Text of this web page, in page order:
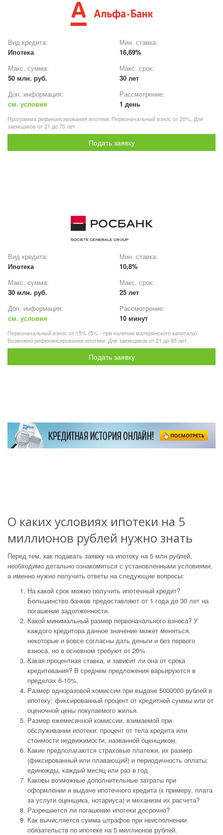
Вид кредита:
Ипотека
Мин. ставка:
16,69%
Макс. сумма:
50 млн. руб.
Макс. срок:
30 лет
Доп. информация:
см. условия
Рассмотрение:
1 день
Программа рефинансирования ипотеки. Первоначальный взнос от 20%. Для
заемщиков от 21 до 70 лет.
Подать заявку
Вид кредита:
Ипотека
Мин. ставка:
10,8%
Макс. сумма:
30 млн. руб.
Макс. срок:
25 лет
Доп. информация:
см. условия
Рассмотрение:
10 минут
Первоначальный взнос от 15% (5% - при наличии материнского капитала).
Возможно рефинансирование ипотеки. Для заемщиков от 21 до 65 лет.
Подать заявку
О каких условиях ипотеки на 5
миллионов рублей нужно знать
Перед тем, как подавать заявку на ипотеку на 5 млн рублей,
необходимо детально ознакомиться с установленными условиями,
а именно нужно получить ответы на следующие вопросы:
На какой срок можно получить ипотечный кредит?
Большинство банков предоставляют от 1 года до 30 лет на
погашение задолженности.
Какой минимальный размер первоначального взноса? У
каждого кредитора данное значение может меняться,
некоторые и вовсе согласны дать деньги и без первого
взноса, но в основном требуют от 20%.
Какая процентная ставка, и зависит ли она от срока
кредитования? В среднем предложения варьируются в
пределах 6-10%.
Размер одноразовой комиссии при выдаче 5000000 рублей в
ипотеку: фиксированный процент от кредитной суммы или от
оценочной цены покупаемого жилья.
Размер ежемесячной комиссии, взимаемой при
обслуживании ипотеки: процент от тела кредита или
стоимости недвижимости, названной оценщиком.
Какие предполагаются страховые платежи, их размер
(фиксированный или плавающий) и периодичность оплаты:
единожды, каждый месяц или раз в год.
Каковы возможные дополнительные затраты при
оформлении и выдаче ипотечного кредита (к примеру, плата
за услуги оценщика, нотариуса) и механизм их расчета?
Разрешается ли погашение ипотеки досрочно?
Как вычисляется сумма штрафов при неисполнении
обязательств по ипотеке на 5 миллионов рублей.